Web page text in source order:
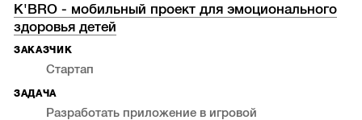
K'BRO - мобильный проект для эмоционального
здоровья детей
ЗАКАЗЧИК
Стартап
ЗАДАЧА
Разработать приложение в игровой